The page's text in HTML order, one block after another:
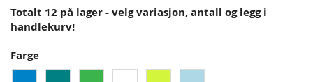
Totalt 12 på lager - velg variasjon, antall og legg i
handlekurv!
Farge